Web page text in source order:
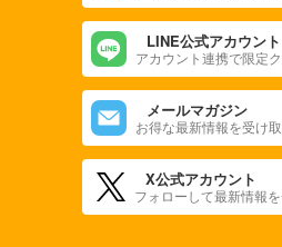
LINE公式アカウント
アカウント連携で限定
メールマガジン
お得な最新情報を受け取
X公式アカウント
フォローして最新情報を